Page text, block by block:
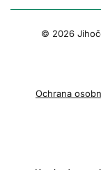
© 2026
Ochrana